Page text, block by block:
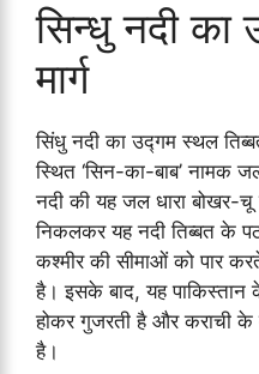
सिन्धु नदी
मार्ग
सिंधु नदी का उद्गम स्थल
स्थित ‘सिन-का-बाब’ नामक
नदी की यह जल धारा बोखर-
निकलकर यह नदी तिब्बत के
कश्मीर की सीमाओं को पार
है। इसके बाद, यह पाकिस्तान
होकर गुजरती है और कराची के
है।